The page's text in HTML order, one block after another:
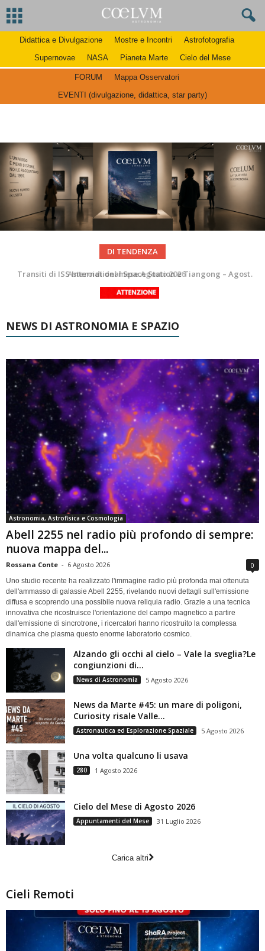
Didattica e Divulgazione Mostre e Incontri
Astrofotografia
Supernovae
NASA Pianeta Marte Cielo del Mese
FORUM
Mappa Osservatori
EVENTI (divulgazione, didattica, star party)
DI TENDENZA
Transiti di ISS International Space Station e Tiangong – Agosto 2026
La Luna del Mese – Agosto 2026
NEWS DI ASTRONOMIA E SPAZIO
Astronomia, Astrofisica e Cosmologia
Abell 2255 nel radio più profondo di sempre:
nuova mappa del...
Rossana Conte - 6 Agosto 2026 0
Uno studio recente ha realizzato l'immagine radio più profonda mai ottenuta
dell'ammasso di galassie Abell 2255, rivelando nuovi dettagli sull'emissione
diffusa e scoprendo una possibile nuova reliquia radio. Grazie a una tecnica
innovativa che ricostruisce l'orientazione del campo magnetico a partire
dall'emissione di sincrotrone, i ricercatori hanno ricostruito la complessa
dinamica che plasma questo enorme laboratorio cosmico.
Alzando gli occhi al cielo – Vale la sveglia?Le
congiunzioni di...
News di Astronomia 5 Agosto 2026
News da Marte #45: un mare di poligoni,
Curiosity risale Valle...
Astronautica ed Esplorazione Spaziale 5 Agosto 2026
Una volta qualcuno li usava
280 1 Agosto 2026
Cielo del Mese di Agosto 2026
Appuntamenti del Mese 31 Luglio 2026
Carica altri
Cieli Remoti